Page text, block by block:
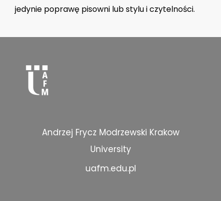
jedynie poprawę pisowni lub stylu i czytelności.
Andrzej Frycz Modrzewski Krakow
University
uafm.edu.pl